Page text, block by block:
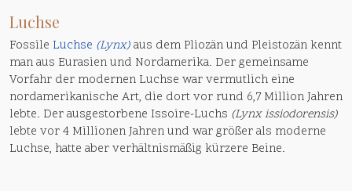
Luchse
Fossile Luchse (Lynx)aus dem Pliozän und Pleistozän kennt
man aus Eurasien und Nordamerika. Der gemeinsame
Vorfahr der modernen Luchse war vermutlich eine
nordamerikanische Art, die dort vor rund 6,7 Million Jahren
lebte. Der ausgestorbene Issoire-Luchs (Lynx issiodorensis)
lebte vor 4 Millionen Jahren und war größer als moderne
Luchse, hatte aber verhältnismäßig kürzere Beine.